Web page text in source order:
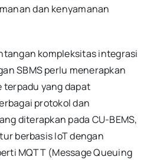
dan kenyamanan
kompleksitas integrasi
SBMS perlu menerapkan
yang dapat
protokol dan
diterapkan pada CU-BEMS,
berbasis IoT dengan
MQTT (Message Queuing